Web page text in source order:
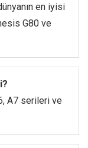
en iyisi
G80 ve
A7 serileri ve